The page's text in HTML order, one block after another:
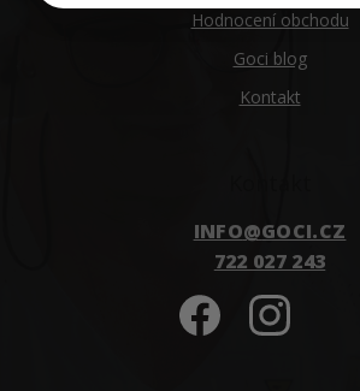
Hodnocení obchodu
Goci blog
Kontakt
INFO@GOCI.CZ
722 027 243